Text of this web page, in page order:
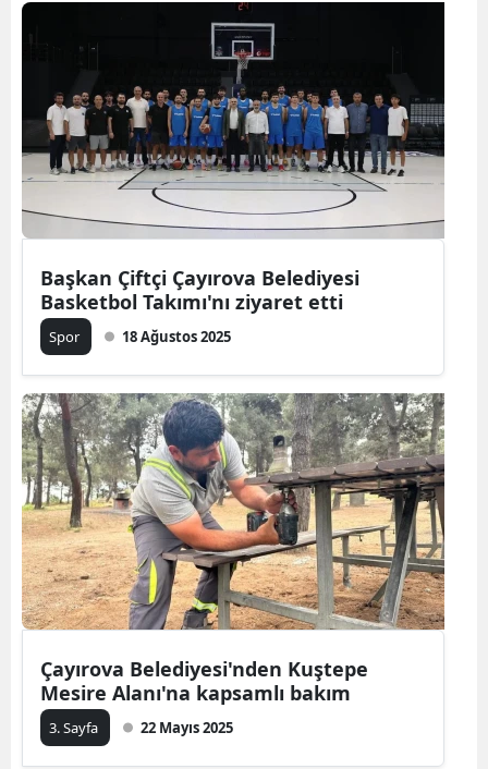
Başkan Çiftçi Çayırova Belediyesi
Basketbol Takımı'nı ziyaret etti
Spor 18 Ağustos 2025
Çayırova Belediyesi'nden Kuştepe
Mesire Alanı'na kapsamlı bakım
3. Sayfa 22 Mayıs 2025